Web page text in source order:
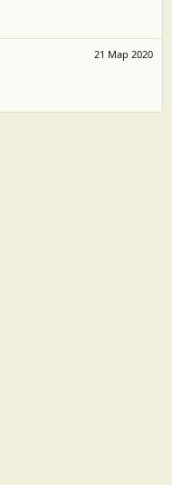
21 Мар 2020